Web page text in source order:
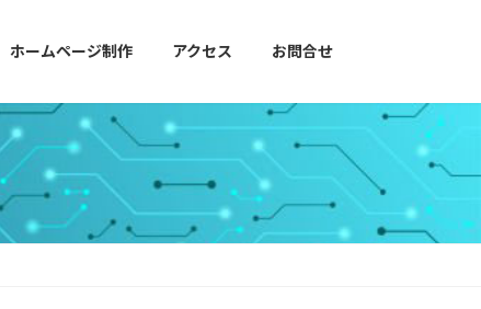
ホームページ制作 アクセス お問合せ